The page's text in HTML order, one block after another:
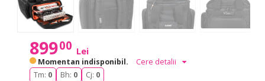
89900 Lei
Momentan indisponibil.
Cere detalii
Tm: 0 Bh: 0 Cj: 0